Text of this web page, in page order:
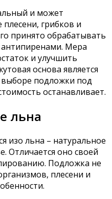
и может
грибков и
принято обрабатывать
Мера
и улучшить
основа является
подложки под
останавливает.
льна
изо льна – натуральное
Отличается оно своей
Подложка не
плесени и